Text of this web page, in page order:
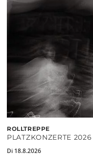
ROLLTREPPE
PLATZKONZERTE 2026
Di 18.8.2026